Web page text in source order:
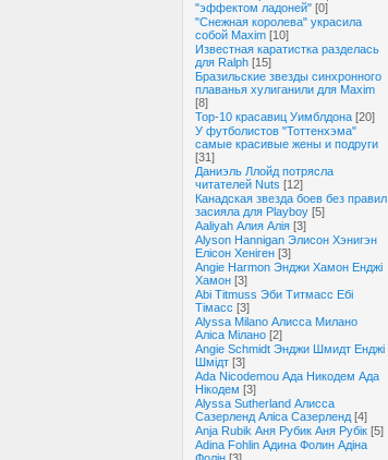
"эффектом ладоней" [0]
"Снежная королева" украсила
собой Maxim [10]
Известная каратистка разделась
для Ralph [15]
Бразильские звезды синхронного
плаванья хулиганили для Maxim
[8]
Тор-10 красавиц Уимблдона [20]
У футболистов "Тоттенхэма"
самые красивые жены и подруги
[31]
Даниэль Ллойд потрясла
читателей Nuts [12]
Канадская звезда боев без правил
засияла для Playboy [5]
Aaliyah Алия Алія [3]
Alyson Hannigan Элисон Хэнигэн
Елісон Хеніген [3]
Angie Harmon Энджи Хамон Енджі
Хамон [3]
Abi Titmuss Эби Титмасс Ебі
Тімасс [3]
Alyssa Milano Алисса Милано
Аліса Мілано [2]
Angie Schmidt Энджи Шмидт Енджі
Шмідт [3]
Ada Nicodemou Ада Никодем Ада
Нікодем [3]
Alyssa Sutherland Алисса
Сазерленд Аліса Сазерленд [4]
Anja Rubik Аня Рубик Аня Рубік [5]
Adina Fohlin Адина Фолин Адіна